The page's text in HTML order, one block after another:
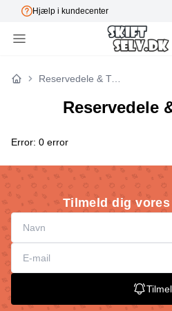
Hjælp i kundecenter
Forside
Reservedele & Tilbehør
Reservedele
Error: 0 error
Tilmeld dig